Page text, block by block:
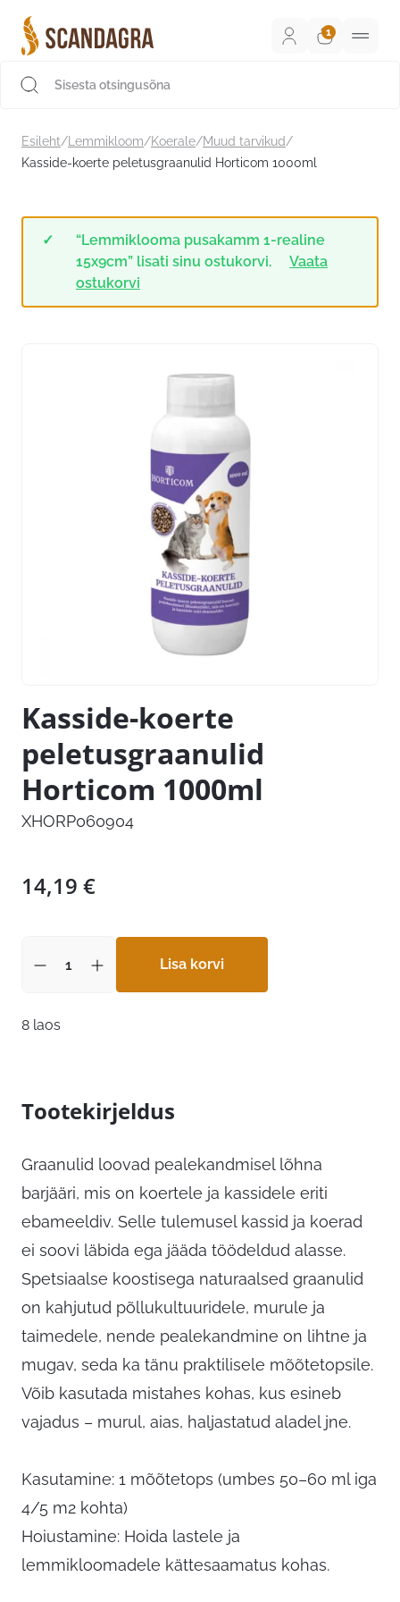
sisu
juurde
Esileht/ Lemmikloom/Koerale/Muud tarvikud/
Kasside-koerte peletusgraanulid Horticom 1000ml
“Lemmiklooma pusakamm 1-realine
15x9cm” lisati sinu ostukorvi.
Vaata
ostukorvi
Kasside-koerte
peletusgraanulid
Horticom 1000ml
XHORP060904
14,19 €
Lisa korvi
8 laos
Tootekirjeldus
Graanulid loovad pealekandmisel lõhna
barjääri, mis on koertele ja kassidele eriti
ebameeldiv. Selle tulemusel kassid ja koerad
ei soovi läbida ega jääda töödeldud alasse.
Spetsiaalse koostisega naturaalsed graanulid
on kahjutud põllukultuuridele, murule ja
taimedele, nende pealekandmine on lihtne ja
mugav, seda ka tänu praktilisele mõõtetopsile.
Võib kasutada mistahes kohas, kus esineb
vajadus – murul, aias, haljastatud aladel jne.
Kasutamine: 1 mõõtetops (umbes 50–60 ml iga
4/5 m2 kohta)
Hoiustamine: Hoida lastele ja
lemmikloomadele kättesaamatus kohas.